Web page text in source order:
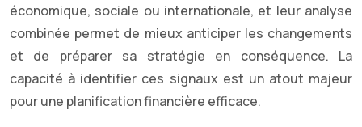
économique, sociale ou internationale, et leur analyse
combinée permet de mieux anticiper les changements
et de préparer sa stratégie en conséquence. La
capacité à identifier ces signaux est un atout majeur
pour une planification financière efficace.